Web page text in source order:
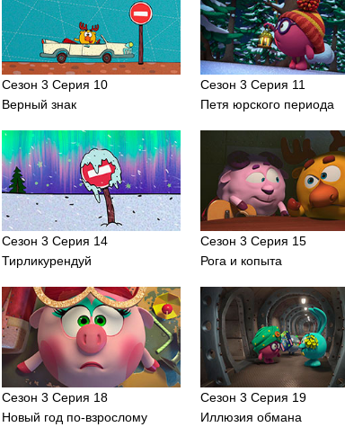
Сезон 3 Серия 10
Верный знак
Сезон 3 Серия 11
Петя юрского периода
Сезон 3 Серия 14
Тирликурендуй
Сезон 3 Серия 15
Рога и копыта
Сезон 3 Серия 18
Новый год по-взрослому
Сезон 3 Серия 19
Иллюзия обмана